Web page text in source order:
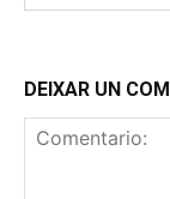
DEIXAR UN